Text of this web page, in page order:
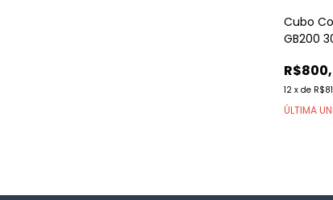
Cubo
GB200
12 xde
ÚLTIMA